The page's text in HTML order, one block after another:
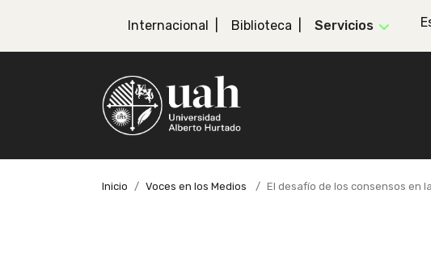
Internacional Biblioteca Servicios
Inicio Voces en los Medios El desafío de los consensos en